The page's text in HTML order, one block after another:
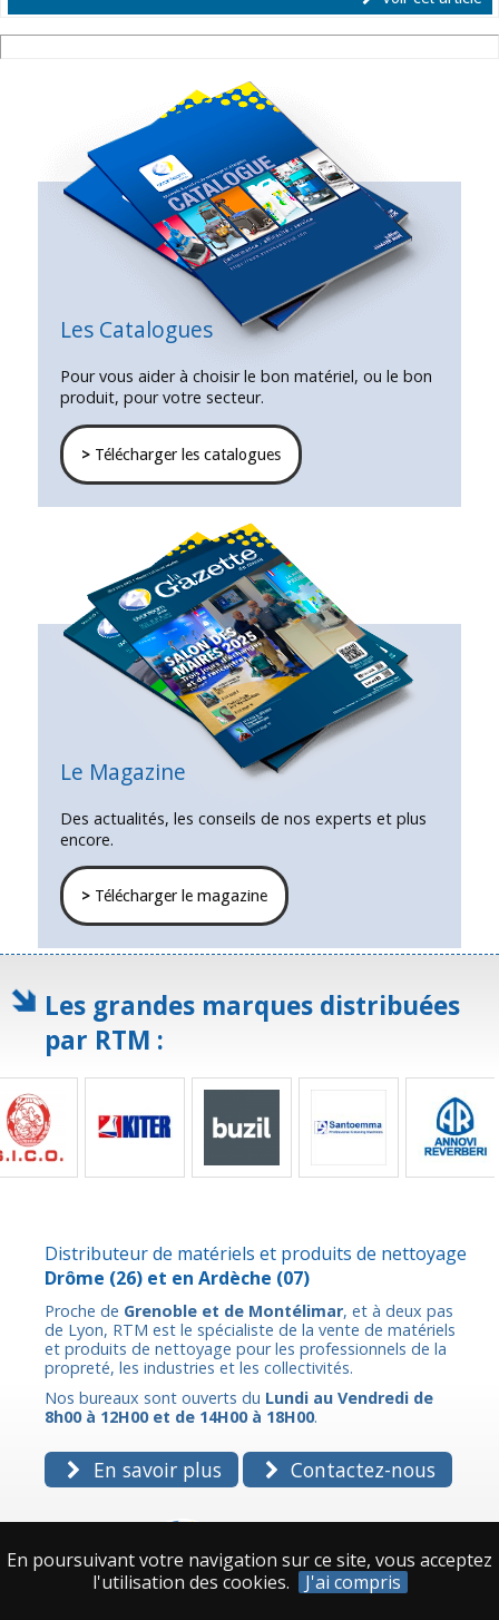
En poursuivant votre navigation sur ce site, vous acceptez
l'utilisation des cookies.
J'ai compris
Les Catalogues
Pour vous aider à choisir le bon matériel, ou le bon
produit, pour votre secteur.
>Télécharger les catalogues
Le Magazine
Des actualités, les conseils de nos experts et plus
encore.
>Télécharger le magazine
Les grandes marques distribuées
par RTM :
Distributeur de matériels et produits de nettoyage
Drôme (26) et en Ardèche (07)
Proche de Grenoble et de Montélimar, et à deux pas
de Lyon, RTM est le spécialiste de la vente de matériels
et produits de nettoyage pour les professionnels de la
propreté, les industries et les collectivités.
Nos bureaux sont ouverts du Lundi au Vendredi de
8h00 à 12H00 et de 14H00 à 18H00.
En savoir plus Contactez-nous
ZI des Auréats,